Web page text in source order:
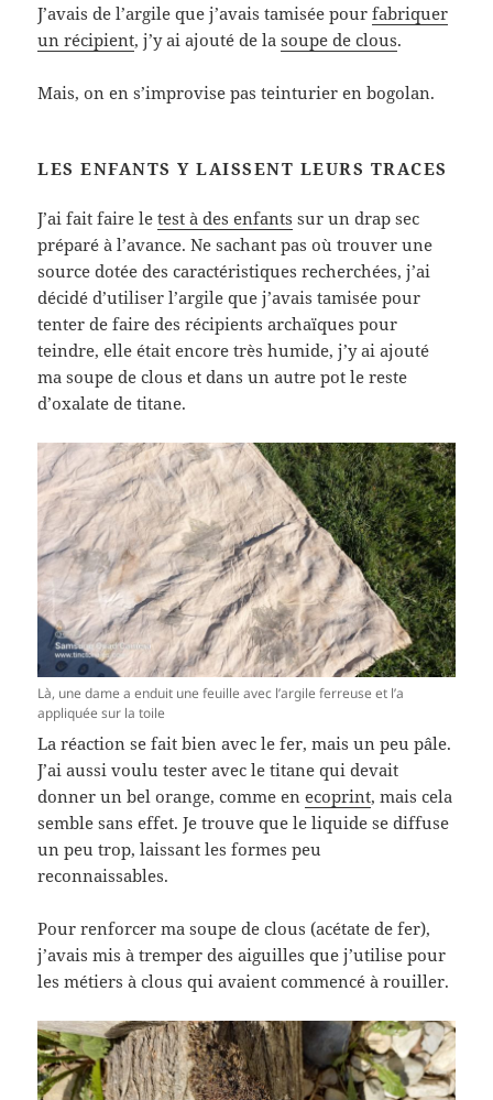
J’avais de l’argile que j’avais tamisée pourfabriquer
un récipient, j’y ai ajouté de lasoupe de clous.
Mais, on en s’improvise pas teinturier en bogolan.
LES ENFANTS Y LAISSENT LEURS TRACES
J’ai fait faire letest à des enfants sur un drap sec
préparé à l’avance. Ne sachant pas où trouver une
source dotée des caractéristiques recherchées, j’ai
décidé d’utiliser l’argile que j’avais tamisée pour
tenter de faire des récipients archaïques pour
teindre, elle était encore très humide, j’y ai ajouté
ma soupe de clous et dans un autre pot le reste
d’oxalate de titane.
Là, une dame a enduit une feuille avec l’argile ferreuse et l’a
appliquée sur la toile
La réaction se fait bien avec le fer, mais un peu pâle.
J’ai aussi voulu tester avec le titane qui devait
donner un bel orange, comme enecoprint, mais cela
semble sans effet. Je trouve que le liquide se diffuse
un peu trop, laissant les formes peu
reconnaissables.
Pour renforcer ma soupe de clous (acétate de fer),
j’avais mis à tremper des aiguilles que j’utilise pour
les métiers à clous qui avaient commencé à rouiller.